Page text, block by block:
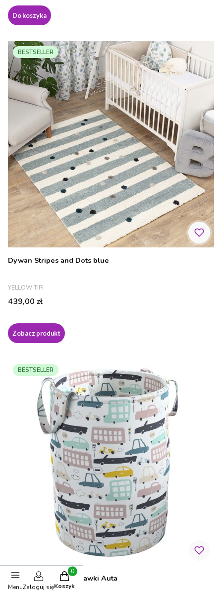
Do koszyka
BESTSELLER
Dywan Stripes and Dots blue
PRODUCENT
YELLOW TIPI
Cena
439,00 zł
Zobacz produkt
BESTSELLER
Pojemnik Kosz na Zabawki Auta
MenuZaloguj się
Produkty w koszyku: 0. Zobacz szczegóły
Koszyk